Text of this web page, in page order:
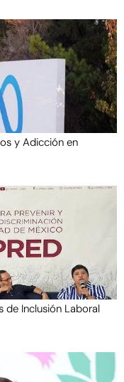
y Adicción en
Inclusión Laboral